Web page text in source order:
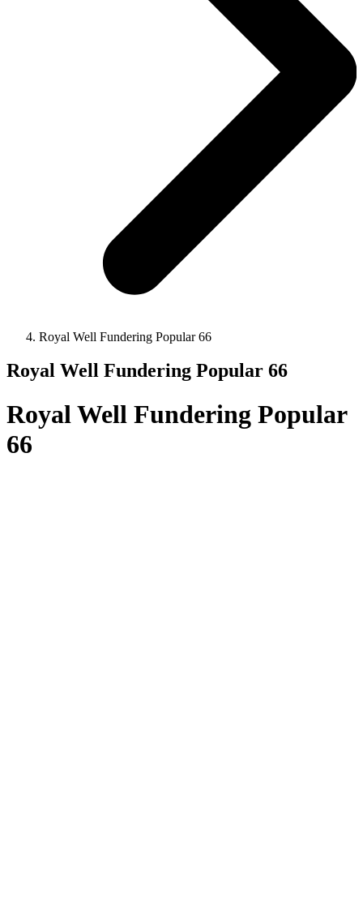
Royal Well Fundering Popular 66
Royal Well Fundering Popular 66
Royal Well Fundering Popular
66